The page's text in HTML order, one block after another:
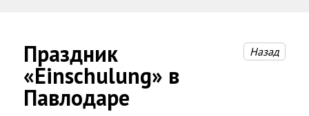
Праздник
«Einschulung» в
Павлодаре
Назад